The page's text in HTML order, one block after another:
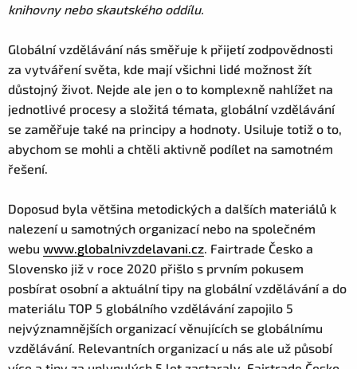
knihovny nebo skautského oddílu.
Globální vzdělávání nás směřuje k přijetí zodpovědnosti
za vytváření světa, kde mají všichni lidé možnost žít
důstojný život. Nejde ale jen o to komplexně nahlížet na
jednotlivé procesy a složitá témata, globální vzdělávání
se zaměřuje také na principy a hodnoty. Usiluje totiž o to,
abychom se mohli a chtěli aktivně podílet na samotném
řešení.
Doposud byla většina metodických a dalších materiálů k
nalezení u samotných organizací nebo na společném
webu www.globalnivzdelavani.cz. Fairtrade Česko a
Slovensko již v roce 2020 přišlo s prvním pokusem
posbírat osobní a aktuální tipy na globální vzdělávání a do
materiálu TOP 5 globálního vzdělávání zapojilo 5
nejvýznamnějších organizací věnujících se globálnímu
vzdělávání. Relevantních organizací u nás ale už působí